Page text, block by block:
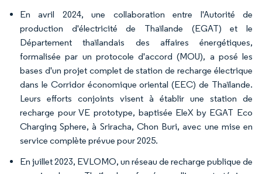
En avril 2024, une collaboration entre l'Autorité de
production d'électricité de Thaïlande (EGAT) et le
Département thaïlandais des affaires énergétiques,
formalisée par un protocole d'accord (MOU), a posé les
bases d'un projet complet de station de recharge électrique
dans le Corridor économique oriental (EEC) de Thaïlande.
Leurs efforts conjoints visent à établir une station de
recharge pour VE prototype, baptisée EleX by EGAT Eco
Charging Sphere, à Sriracha, Chon Buri, avec une mise en
service complète prévue pour 2025.
En juillet 2023, EVLOMO, un réseau de recharge publique de